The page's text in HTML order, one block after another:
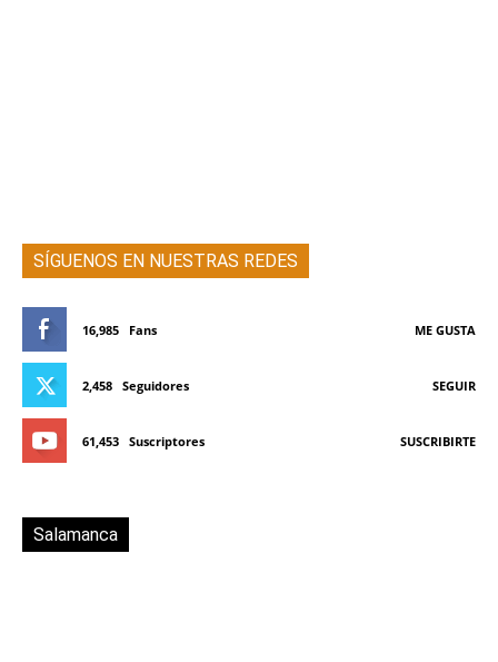
SÍGUENOS EN NUESTRAS REDES
16,985 Fans ME GUSTA
2,458 Seguidores SEGUIR
61,453 Suscriptores SUSCRIBIRTE
Salamanca